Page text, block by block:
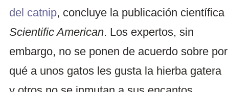
del catnip, concluye la publicación científica
Scientific American. Los expertos, sin
embargo, no se ponen de acuerdo sobre por
qué a unos gatos les gusta la hierba gatera